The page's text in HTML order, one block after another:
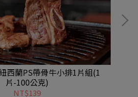
西蘭PS帶骨牛小排1片組(1
片-100公克)
NT$139